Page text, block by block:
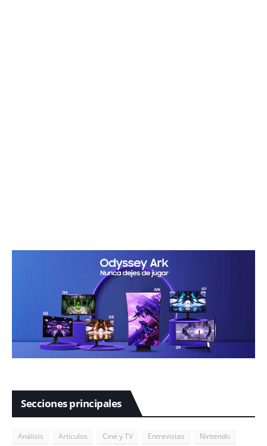
Secciones principales
Análisis Artículos Cine y TV Entrevistas
Nintendo